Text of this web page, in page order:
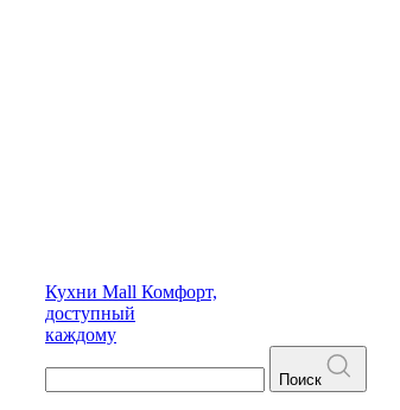
Кухни Mall Комфорт,
доступный
каждому
Поиск